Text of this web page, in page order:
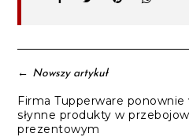
← Nowszy artykuł
Firma Tupperware ponownie
słynne produkty w
prezentowym